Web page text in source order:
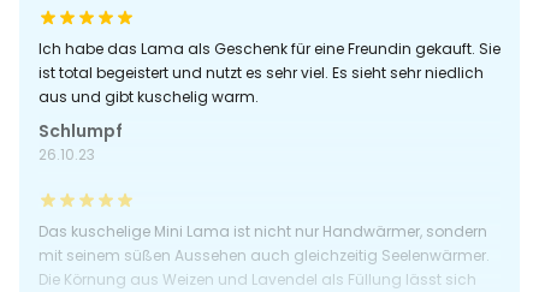
Ich habe das Lama als Geschenk für eine Freundin gekauft. Sie
ist total begeistert und nutzt es sehr viel. Es sieht sehr niedlich
aus und gibt kuschelig warm.
Schlumpf
26.10.23
Das kuschelige Mini Lama ist nicht nur Handwärmer, sondern
mit seinem süßen Aussehen auch gleichzeitig Seelenwärmer.
Die Körnung aus Weizen und Lavendel als Füllung lässt sich